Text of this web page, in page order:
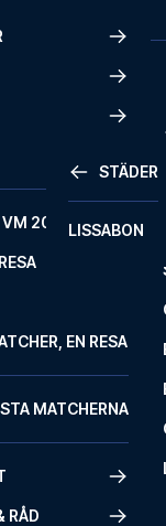
STÄDER
LISSABON
VM 2026
EN RESA
MATCHERNA
RÅD